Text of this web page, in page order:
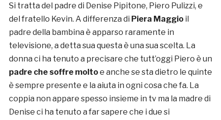
Si tratta del padre di Denise Pipitone, Piero Pulizzi, e
del fratello Kevin. A differenza di Piera Maggio il
padre della bambina è apparso raramente in
televisione, a detta sua questa è una sua scelta. La
donna ci ha tenuto a precisare che tutt’oggi Piero è un
padre che soffre moltoe anche se sta dietro le quinte
è sempre presente e la aiuta in ogni cosa che fa. La
coppia non appare spesso insieme in tv ma la madre di
Denise ci ha tenuto a far sapere che i due si